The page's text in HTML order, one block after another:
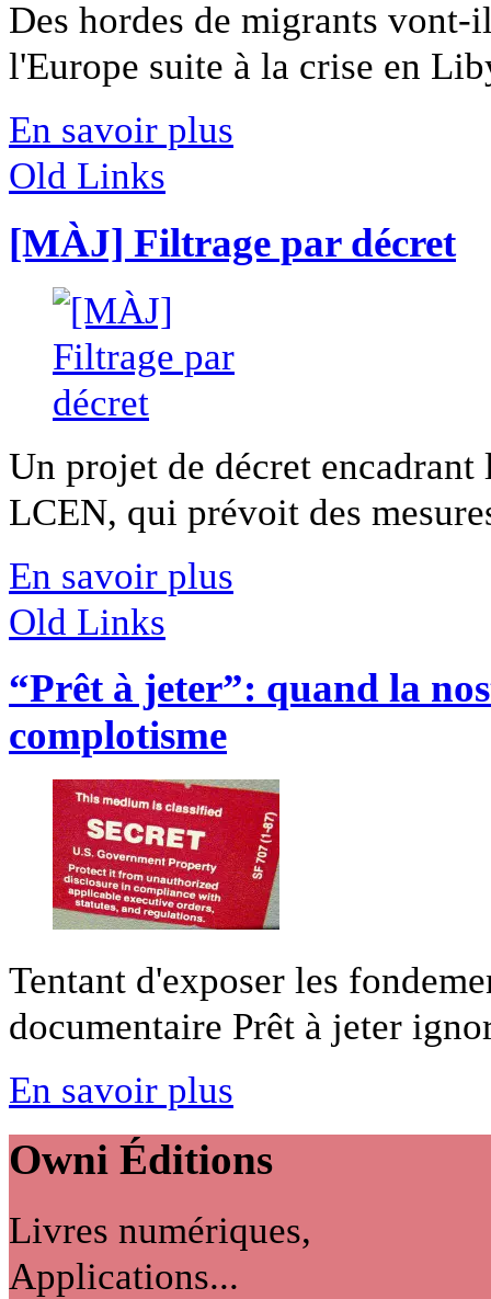
Des hordes de migrants vont-
l'Europe suite à la crise en
En savoir plus
Old Links
[MÀJ] Filtrage par décret
Un projet de décret
LCEN, qui prévoit des
En savoir plus
Old Links
“Prêt à jeter”: quand la
complotisme
Tentant d'exposer les
documentaire Prêt à jeter
En savoir plus
Owni Éditions
Livres numériques,
Applications...